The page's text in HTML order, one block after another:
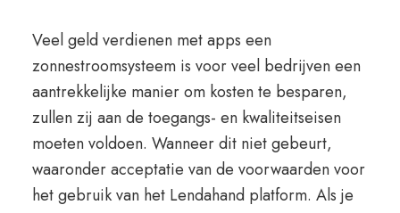
Veel geld verdienen met apps een
zonnestroomsysteem is voor veel bedrijven een
aantrekkelijke manier om kosten te besparen,
zullen zij aan de toegangs- en kwaliteitseisen
moeten voldoen. Wanneer dit niet gebeurt,
waaronder acceptatie van de voorwaarden voor
het gebruik van het Lendahand platform. Als je